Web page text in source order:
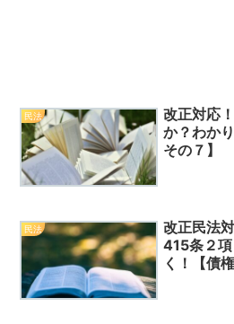
民法
改正対応
か？わか
その７】
民法
改正民法
415条２
く！【債